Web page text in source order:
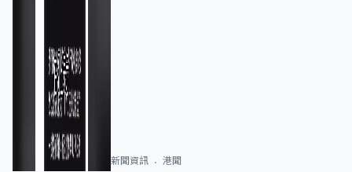
新聞資訊 港聞